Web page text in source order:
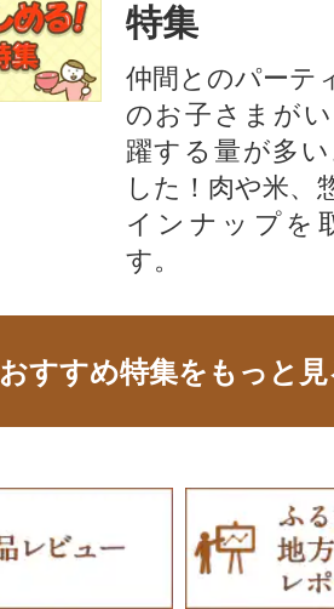
特集
仲間とのパーテ
のお子さまが
躍する量が多
した！肉や米、
インナップを
す。
おすすめ特集をもっと